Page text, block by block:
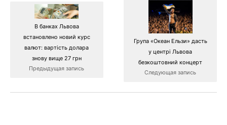
В банках Львова
встановлено новий курс
валют: вартість долара
знову вище 27 грн
Предыдущая запись
Група «Океан Ельзи» дасть
у центрі Львова
безкоштовний концерт
Следующая запись